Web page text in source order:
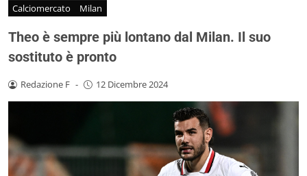
Calciomercato Milan
Theo è sempre più lontano dal Milan. Il suo
sostituto è pronto
Redazione F - 12 Dicembre 2024